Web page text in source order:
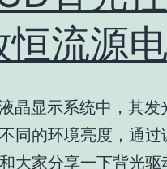
恒流源
晶显示系统中，其
同的环境亮度，通
大家分享一下背光